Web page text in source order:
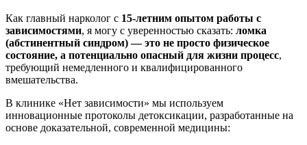
Как главный нарколог с 15-летним опытом работы с
зависимостями, я могу с уверенностью сказать: ломка
(абстинентный синдром) — это не просто физическое
состояние, а потенциально опасный для жизни процесс,
требующий немедленного и квалифицированного
вмешательства.
В клинике «Нет зависимости» мы используем
инновационные протоколы детоксикации, разработанные на
основе доказательной, современной медицины: